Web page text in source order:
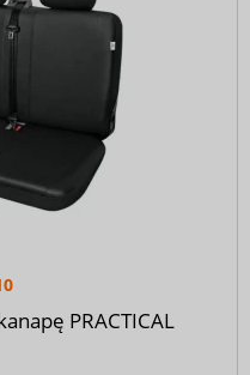
PRACTICAL